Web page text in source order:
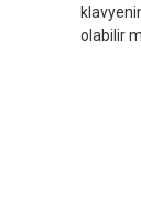
olabilir